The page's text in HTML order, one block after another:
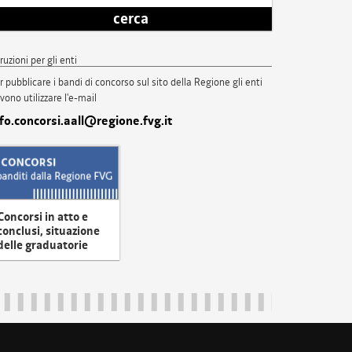
cerca
per gli enti
pubblicare i bandi di concorso sul sito della Regione gli enti
utilizzare l'e-mail
in atto e
situazione
graduatorie